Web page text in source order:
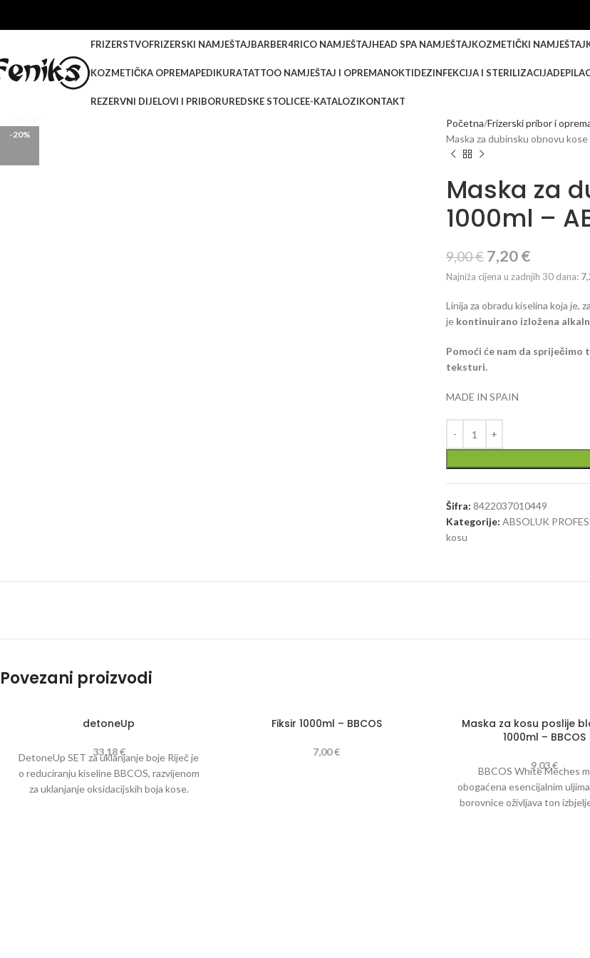
FRIZERSTVOFRIZERSKI NAMJEŠTAJBARBER4RICO NAMJEŠTAJHEAD SPA NAMJEŠTAJKOZMETIČKI NAMJEŠTAJ
KOZMETIČKA OPREMAPEDIKURATATTOO NAMJEŠTAJ I OPREMANOKTIDEZINFEKCIJA I STERILIZACIJA
REZERVNI DIJELOVI I PRIBORUREDSKE STOLICEE-KATALOZIKONTAKT
-20%
Klikni za veću sliku
Početna Frizerski pribor i
Maska za dubinsku obnovu
Maska za
1000ml –
9,00€ 7,20€
Najniža cijena u zadnjih 30 dana:
Linija za obradu kiselina koja je,
je kontinuirano izložena
Pomoći će nam da spriječimo
teksturi.
MADE IN SPAIN
Šifra: 8422037010449
Kategorije: ABSOLUK
kosu
Povezani proizvodi
detoneUp
33,18€
DetoneUp SET za uklanjanje boje Riječ je
o reduciranju kiseline BBCOS, razvijenom
za uklanjanje oksidacijskih boja kose.
Fiksir 1000ml – BBCOS
7,00€
Maska za kosu poslije
1000ml – BBCOS
9,03€
BBCOS White Meches
obogaćena esencijalnim
borovnice oživljava ton